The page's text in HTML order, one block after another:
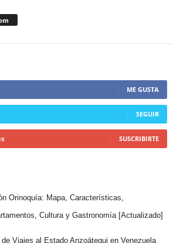
ME GUSTA
SEGUIR
SUSCRIBIRTE
Orinoquía: Mapa, Características,
Cultura y Gastronomía [Actualizado]
Viajes al Estado Anzoátegui en Venezuela